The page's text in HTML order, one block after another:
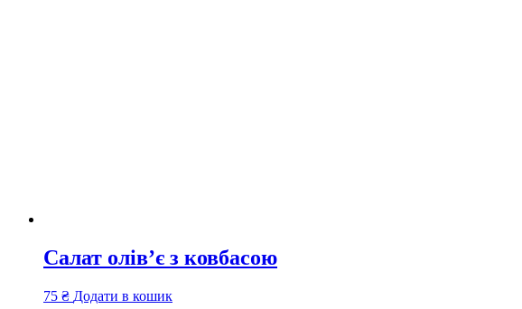
Салат олів’є з ковбасою
75 ₴ Додати в кошик